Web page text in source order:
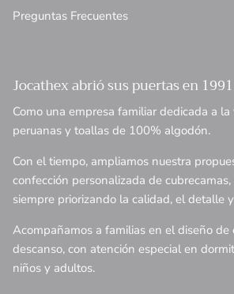
Preguntas Frecuentes
Jocathex abrió sus puertas en 1991
Como una empresa familiar dedicada a
peruanas y toallas de 100% algodón.
Con el tiempo, ampliamos nuestra
confección personalizada de
siempre priorizando la calidad, el detalle
Acompañamos a familias en el diseño de
descanso, con atención especial en
niños y adultos.